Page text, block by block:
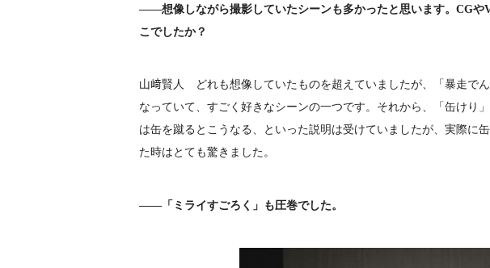
――想像しながら撮影していたシーンも多かったと思います。CGや
こでしたか？
山﨑賢人 どれも想像していたものを超えていましたが、「暴走で
なっていて、すごく好きなシーンの一つです。それから、「缶けり
は缶を蹴るとこうなる、といった説明は受けていましたが、実際に
た時はとても驚きました。
――「ミライすごろく」も圧巻でした。